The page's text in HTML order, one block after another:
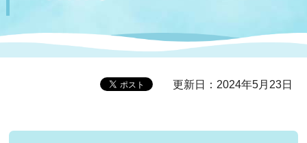
更新日：2024年5月23日